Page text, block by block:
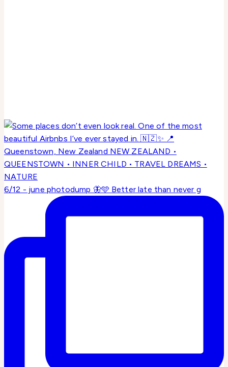
6/12 - june photodump 🦋🩵 Better late than never g